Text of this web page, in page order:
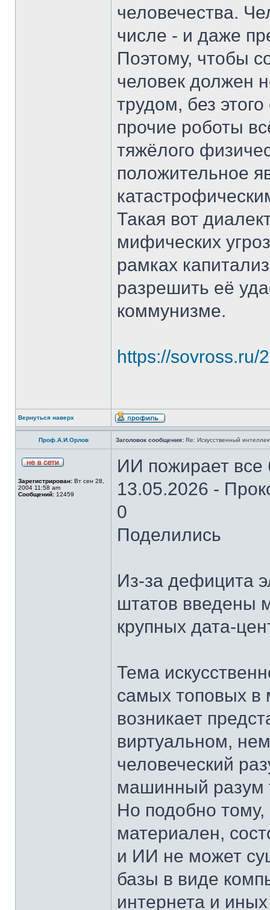
человечества.
числе - и даже
Поэтому, чтобы
человек должен
трудом, без
прочие роботы
тяжёлого
положительное
Такая вот
мифических
рамках
разрешить её
коммунизме.
https://sovross.ru/
Вернуться наверх
Проф.А.И.Орлов Заголовок сообщения: Re: Искусственный
Зарегистрирован: Вт сен 28,
2004 11:58 am
Сообщений: 12459
ИИ пожирает все
13.05.2026 -
0
Поделились
Из-за дефицита
штатов введены
крупных дата-
Тема
самых топовых
возникает
виртуальном,
человеческий
машинный разум
Но подобно тому,
материален,
и ИИ не может
базы в виде
интернета и